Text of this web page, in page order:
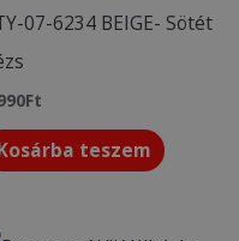
07-6234 BEIGE- Sötét
Ft
teszem